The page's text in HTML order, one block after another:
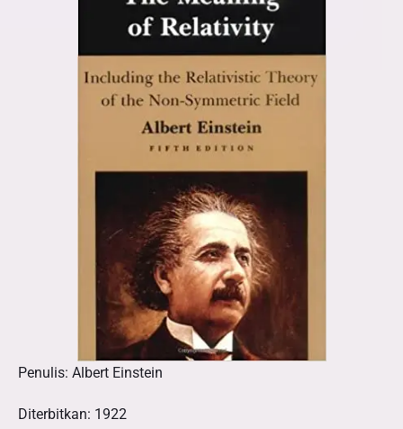
Penulis: Albert Einstein
Diterbitkan: 1922